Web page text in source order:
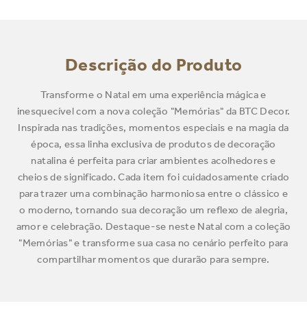
Descrição do Produto
Transforme o Natal em uma experiência mágica e
inesquecível com a nova coleção "Memórias" da BTC Decor.
Inspirada nas tradições, momentos especiais e na magia da
época, essa linha exclusiva de produtos de decoração
natalina é perfeita para criar ambientes acolhedores e
cheios de significado. Cada item foi cuidadosamente criado
para trazer uma combinação harmoniosa entre o clássico e
o moderno, tornando sua decoração um reflexo de alegria,
amor e celebração. Destaque-se neste Natal com a coleção
"Memórias" e transforme sua casa no cenário perfeito para
compartilhar momentos que durarão para sempre.